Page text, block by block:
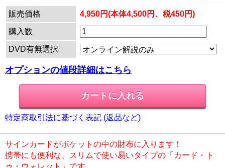
販売価格 4,950円(本体4,500円、税450円)
購入数
DVD有無選択
オプションの値段詳細はこちら
特定商取引法に基づく表記 (返品など)
サインカードがポケットの中の財布に入ります！
携帯にも便利な、スリムで使い易いタイプの「カード・ト
ゥ・ウォレット」です。